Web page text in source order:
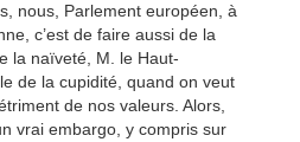
nous, Parlement européen, à
c’est de faire aussi de la
la naïveté, M. le Haut-
de la cupidité, quand on veut
de nos valeurs. Alors,
vrai embargo, y compris sur